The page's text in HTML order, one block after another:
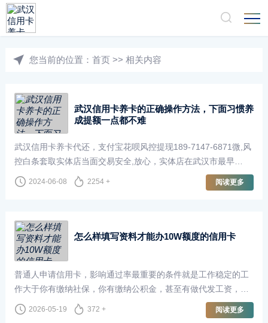
您当前的位置： 首页 >> 相关内容
武汉信用卡养卡的正确操作方法，下面习惯养
成提额一点都不难
武汉信用卡养卡代还，支付宝花呗风控提现189-7147-6871微,风
控白条套取实体店当面交易安全,放心，实体店在武汉市最早
做“信用卡提现” ,在全市“支付宝花呗提现”信用卡养卡代还业务均
可上门办理,当面交易安全有保障···
2024-06-08 2254 + 阅读更多
怎么样填写资料才能办10W额度的信用卡
普通人申请信用卡，影响通过率最重要的条件就是工作稳定的工
作大于你有缴纳社保，你有缴纳公积金，甚至有做代发工资，或
者是大于你名下的资产。那可能很多卡友觉得难以置信啊，这里
我给大家举个例子就明白了。有些卡···
2026-05-19 372 + 阅读更多